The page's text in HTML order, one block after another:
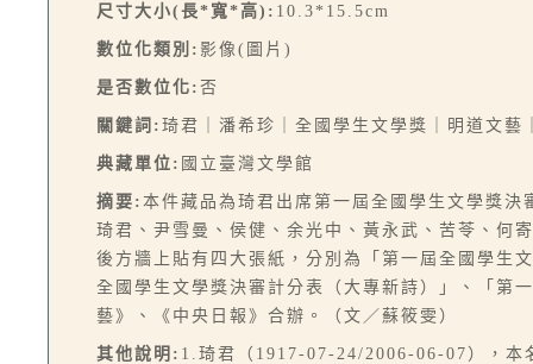
尺寸大小(長*寬*高): 10.3*15.5cm
數位化類別: 影像(圖片)
是否數位化: 否
關鍵詞: 琦君｜潘希珍｜全國學生文學獎｜明道文
典藏單位: 國立臺灣文學館
摘要: 本件藏品為琦君出席第一屆全國學生文學獎
琦君、尹雪曼、侯健、余光中、黃永武、苦苓、何
後方牆上貼有四大張紙，分別為「第一屆全國學生
全國學生文學獎決審計分表（大專新詩）」、「第
藝》、《中央日報》合辦。（文／蘇筱雯）
其他說明: 1.琦君（1917-07-24/2006-06-07），本